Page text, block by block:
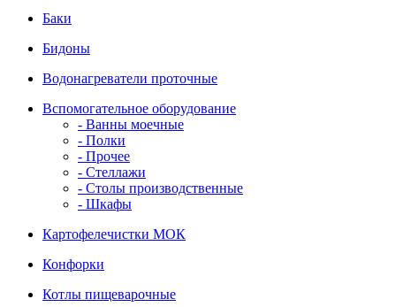
Баки
Бидоны
Водонагреватели проточные
Вспомогательное оборудование
- Ванны моечные
- Полки
- Прочее
- Стеллажи
- Столы производственные
- Шкафы
Картофелечистки МОК
Конфорки
Котлы пищеварочные